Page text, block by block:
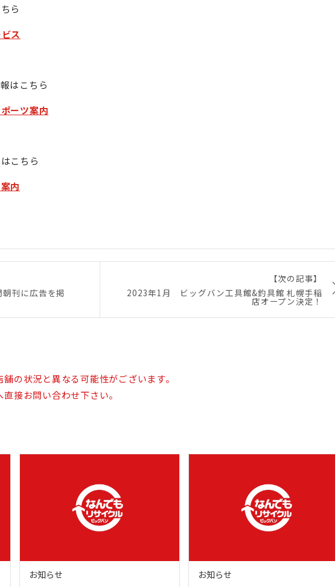
ら
ス
はこちら
ーツ案内
こちら
内
刊に広告を掲
【次の記事】
2023年1月 ビッグバン工具館&釣具館 札幌手稲
店オープン決定！
の状況と異なる可能性がございます。
接お問い合わせ下さい。
お知らせ お知らせ